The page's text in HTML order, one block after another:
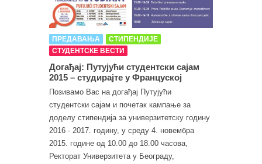
ПРЕДАВАЊА
СТИПЕНДИЈЕ
СТУДЕНТСКЕ ВЕСТИ
Догађај: Путујући студентски сајам
2015 – студирајте у Француској
Позивамо Вас на догађај Путујући
студентски сајам и почетак кампање за
доделу стипендија за универзитетску годину
2016 - 2017. годину, у среду 4. новембра
2015. године од 10.00 до 18.00 часова,
Ректорат Универзитета у Београду,